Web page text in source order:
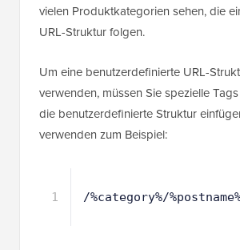
vielen Produktkategorien sehen, die
URL-Struktur folgen.
Um eine benutzerdefinierte URL-
verwenden, müssen Sie spezielle
die benutzerdefinierte Struktur
verwenden zum Beispiel:
1 /%category%/